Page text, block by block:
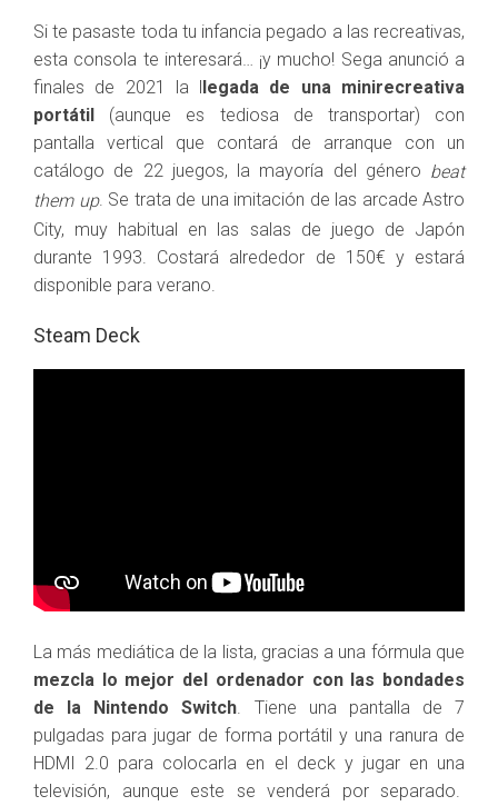
Si te pasaste toda tu infancia pegado a las recreativas,
esta consola te interesará… ¡y mucho! Sega anunció a
finales de 2021 la llegada de una minirecreativa
portátil (aunque es tediosa de transportar) con
pantalla vertical que contará de arranque con un
catálogo de 22 juegos, la mayoría del género beat
them up. Se trata de una imitación de las arcade Astro
City, muy habitual en las salas de juego de Japón
durante 1993. Costará alrededor de 150€ y estará
disponible para verano.
Steam Deck
La más mediática de la lista, gracias a una fórmula que
mezcla lo mejor del ordenador con las bondades
de la Nintendo Switch. Tiene una pantalla de 7
pulgadas para jugar de forma portátil y una ranura de
HDMI 2.0 para colocarla en el deck y jugar en una
televisión, aunque este se venderá por separado.